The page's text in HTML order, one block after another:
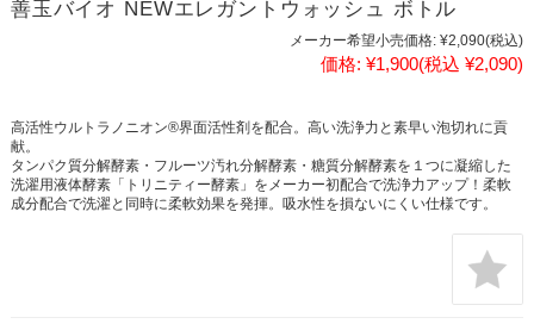
善玉バイオ NEWエレガントウォッシュ ボトル
メーカー希望小売価格: ¥2,090(税込)
価格: ¥1,900(税込 ¥2,090)
高活性ウルトラノニオン®界面活性剤を配合。高い洗浄力と素早い泡切れに貢
献。
タンパク質分解酵素・フルーツ汚れ分解酵素・糖質分解酵素を１つに凝縮した
洗濯用液体酵素「トリニティー酵素」をメーカー初配合で洗浄力アップ！柔軟
成分配合で洗濯と同時に柔軟効果を発揮。吸水性を損ないにくい仕様です。